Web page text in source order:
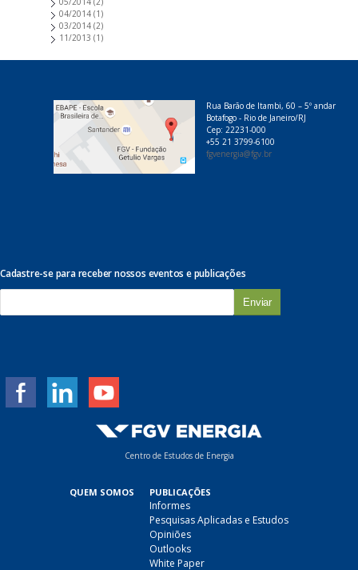
04/2014 (1)
03/2014 (2)
11/2013 (1)
Rua Barão de Itambi, 60 – 5º andar
Botafogo - Rio de Janeiro/RJ
Cep: 22231-000
+55 21 3799-6100
fgvenergia@fgv.br
Cadastre-se para receber nossos eventos e publicações
m
Centro de Estudos de Energia
QUEM SOMOS PUBLICAÇÕES
Informes
Pesquisas Aplicadas e Estudos
Opiniões
Outlooks
White Paper